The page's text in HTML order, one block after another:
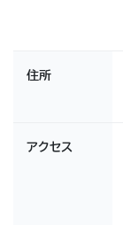
住所
アクセス